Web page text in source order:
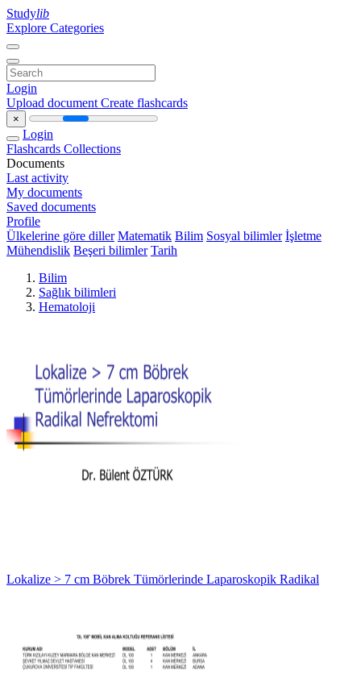
Studylib
Explore Categories
Login
Upload document Create flashcards
×
Login
Flashcards Collections
Documents
Last activity
My documents
Saved documents
Profile
Ülkelerine göre diller Matematik Bilim Sosyal bilimler İşletme
Mühendislik Beşeri bilimler Tarih
Bilim
Sağlık bilimleri
Hematoloji
Lokalize > 7 cm Böbrek Tümörlerinde Laparoskopik Radikal